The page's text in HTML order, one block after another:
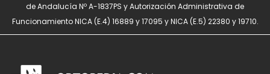
de Andalucía Nº A-1837PS y Autorización Administrativa de
Funcionamiento NICA (E.4) 16889 y 17095 y NICA (E.5) 22380 y 19710.